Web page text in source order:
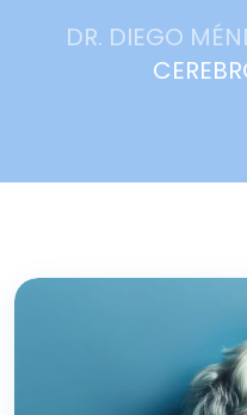
DR. DIEGO